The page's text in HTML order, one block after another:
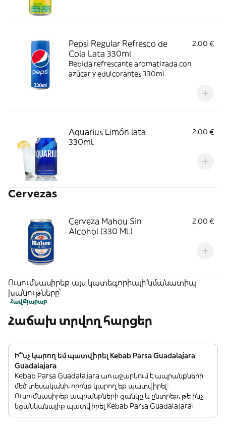
Pepsi Regular Refresco de
Cola Lata 330ml
2,00 €
Bebida refrescante aromatizada con
azúcar y edulcorantes 330ml.
Aquarius Limón lata
330ml.
2,00 €
Cervezas
Cerveza Mahou Sin
Alcohol (330 Ml.)
2,00 €
Ուսումնասիրեք այս կատեգորիայի նմանատիպ
խանութները՝
ՀավՔյաբաբ
Հաճախ տրվող հարցեր
Ի՞նչ կարող եմ պատվիրել Kebab Parsa Guadalajara
Guadalajara
Kebab Parsa Guadalajara առաջարկում է ապրանքների
մեծ տեսականի, որոնք կարող եք պատվիրել:
Ուսումնասիրեք ապրանքների ցանկը և ընտրեք, թե ինչ
կցանկանայիք պատվիրել Kebab Parsa Guadalajara: